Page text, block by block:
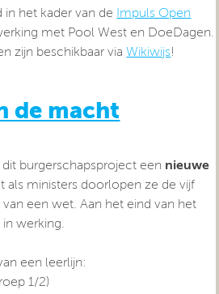
het kader van de
Impuls Open
met Pool West en DoeDagen.
zijn beschikbaar viaWikiwijs!
de macht
burgerschapsproject een nieuwe
als ministers doorlopen ze de vijf
een wet. Aan het eind van het
werking.
een leerlijn:
1/2)